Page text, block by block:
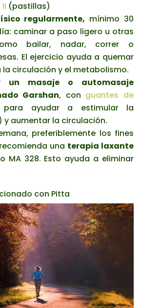
(pastillas)
regularmente, mínimo 30
caminar a paso ligero u otras
bailar, nadar, correr o
El ejercicio ayuda a quemar
circulación y el metabolismo.
un masaje o automasaje
Garshan, con guantes de
ayudar a estimular la
aumentar la circulación.
preferiblemente los fines
una terapia laxante
MA 328. Esto ayuda a eliminar
con Pitta